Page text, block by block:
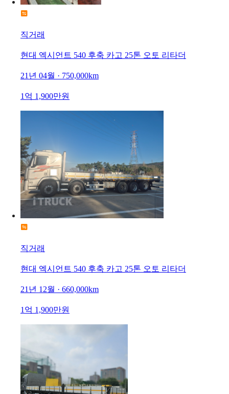
직거래
현대 엑시언트 540 후축 카고 25톤 오토 리타더
21년 04월 · 750,000km
1억 1,900만원
직거래
현대 엑시언트 540 후축 카고 25톤 오토 리타더
21년 12월 · 660,000km
1억 1,900만원